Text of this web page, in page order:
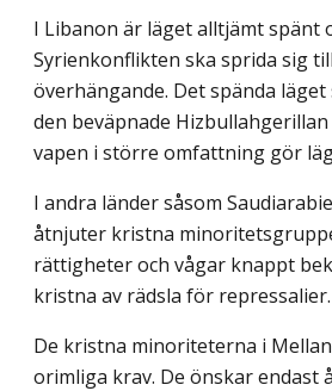
I Libanon är läget alltjämt spänt
Syrienkonflikten ska sprida sig
överhängande. Det spända
den beväpnade
vapen i större omfattning gör
I andra länder såsom
åtnjuter kristna
rättigheter och vågar knappt
kristna av rädsla för repressalier.
De kristna minoriteterna i
orimliga krav. De önskar endast